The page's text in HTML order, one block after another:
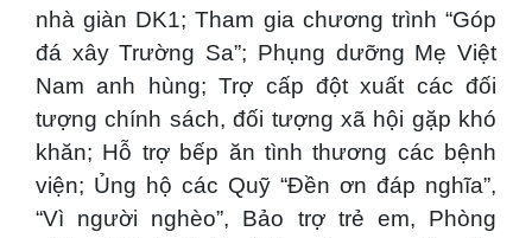
nhà giàn DK1; Tham gia chương trình “Góp
đá xây Trường Sa”; Phụng dưỡng Mẹ Việt
Nam anh hùng; Trợ cấp đột xuất các đối
tượng chính sách, đối tượng xã hội gặp khó
khăn; Hỗ trợ bếp ăn tình thương các bệnh
viện; Ủng hộ các Quỹ “Đền ơn đáp nghĩa”,
“Vì người nghèo”, Bảo trợ trẻ em, Phòng